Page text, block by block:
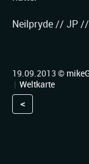
Neilpryde // JP
19.09.2013 ©
| Weltkarte
<